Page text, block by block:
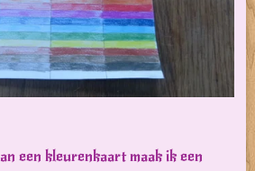
een kleurenkaart maak ik een